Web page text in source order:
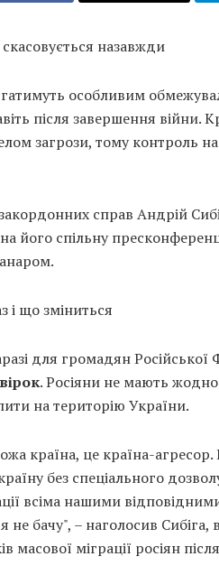
назавжди
особливим
після завершення війни.
загрози, тому контроль
справ Андрій
його спільну
і що зміниться
для громадян Російської
. Росіяни не мають
на територію України.
країна, це країна-
без спеціального
всіма нашими
не бачу", – наголосив Сибіга,
масової міграції росіян